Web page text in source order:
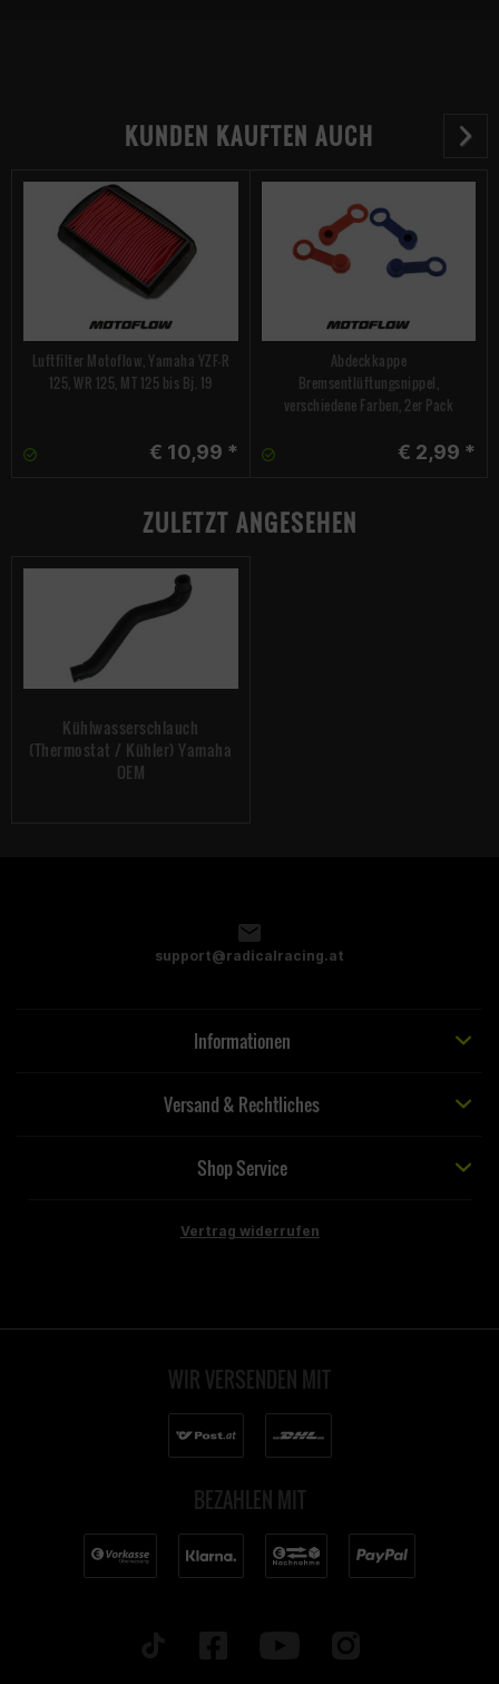
KUNDEN KAUFTEN AUCH
Luftfilter Motoflow, Yamaha YZF-R
125, WR 125, MT 125 bis Bj. 19
€ 10,99 *
Abdeckkappe
Bremsentlüftungsnippel,
verschiedene Farben, 2er Pack
€ 2,99 *
ZULETZT ANGESEHEN
Kühlwasserschlauch
(Thermostat / Kühler) Yamaha
OEM
support@radicalracing.at
Informationen
Versand & Rechtliches
Shop Service
Vertrag widerrufen
WIR VERSENDEN MIT
BEZAHLEN MIT